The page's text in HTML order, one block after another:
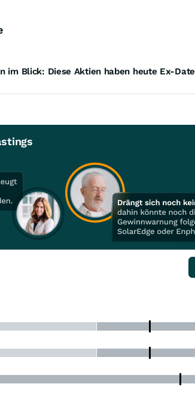
im Blick: Diese Aktien haben heute Ex-Date